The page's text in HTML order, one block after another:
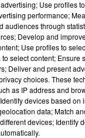
Use profiles
performance;
audiences through
Develop and
Use profiles to
select content; Ensure
Deliver and present
choices. These
as IP address and
devices based on
data; Match
devices; Identify